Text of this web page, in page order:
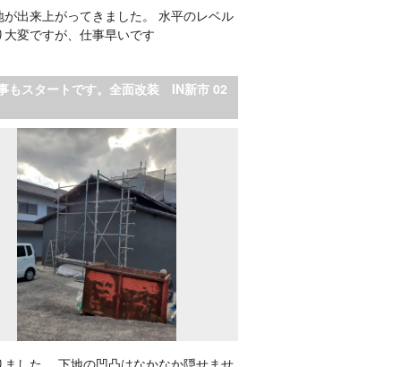
が出来上がってきました。 水平のレベル
大変ですが、仕事早いです
もスタートです。全面改装 IN新市 02
ました。 下地の凹凸はなかなか隠せませ